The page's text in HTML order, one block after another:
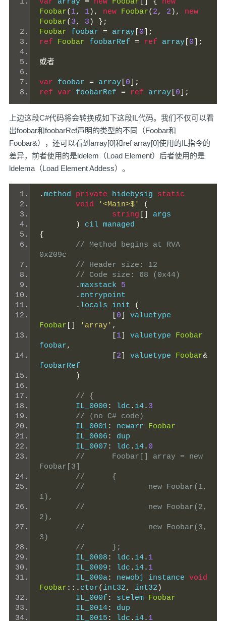
var array = new Foobar {
new
Foobar( 1, 1), new Foobar( 2, 2 ),
new
Foobar( 3, 3 )
};
Foobar foobar = array 0 ];
ref
Foobar foobarRef = ref array 0 ];
或者
var foobar = array 0 ];
ref var foobarRef = ref array 0 ];
上边这段C#代码将会转换成如下这段IL代码。我们不仅可以看
出foobar和foobarRef声明的类型的不同（Foobar和
Foobar&），还可以看到array[0]和ref array[0]使用的IL指令的
差异，前者使用的是ldelem（Load Element）后者使用的是
ldelema（Load Element Addess）。
.method private hidebysig static
void
'<Main>$'
(
string
args
)
cil managed
{
// Method begins at RVA
0x209c
// Header size: 12
// Code size: 68 (0x44)
.maxstack 5
. entrypoint
. locals init
(
0
Foobar
'array' ,
1 valuetype Foobar
foobar,
2 valuetype Foobar&
foobarRef
)
// {
	IL_0000
: ldc . i4. 3
// (no C# code)
	IL_0001
: newarr Foobar
	IL_0006
:
dup
	IL_0007
: ldc . i4. 0
// 	Foobar[] array = new
Foobar[3]
// 	{
// 		new Foobar(1,
1),
// 		new Foobar(2,
2),
// 		new Foobar(3,
3)
// 	};
	IL_0008
: ldc . i4. 1
	IL_0009
: ldc . i4. 1
	IL_000a
: newobj instance void
Foobar ::. ctor( int32, int32 )
	IL_000f
: stelem Foobar
	IL_0014
:
dup
	IL_0015
: ldc . i4. 1